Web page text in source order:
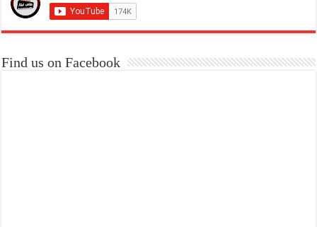
Find us on Facebook